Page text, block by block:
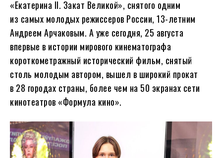
«Екатерина II. Закат Великой», снятого одним
из самых молодых режиссеров России, 13-летним
Андреем Арчаковым. А уже сегодня, 25 августа
впервые в истории мирового кинематографа
короткометражный исторический фильм, снятый
столь молодым автором, вышел в широкий прокат
в 28 городах страны, более чем на 50 экранах сети
кинотеатров «Формула кино».